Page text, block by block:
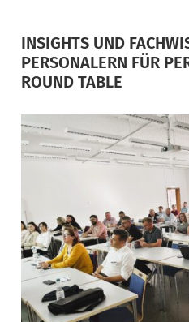
INSIGHTS UND
PERSONALERN FÜR
ROUND TABLE